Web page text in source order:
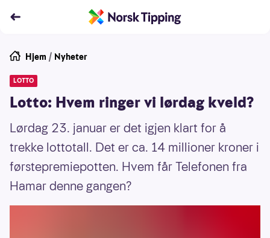
Hjem / Nyheter
LOTTO
Lotto: Hvem ringer vi lørdag kveld?
Lørdag 23. januar er det igjen klart for å
trekke lottotall. Det er ca. 14 millioner kroner i
førstepremiepotten. Hvem får Telefonen fra
Hamar denne gangen?